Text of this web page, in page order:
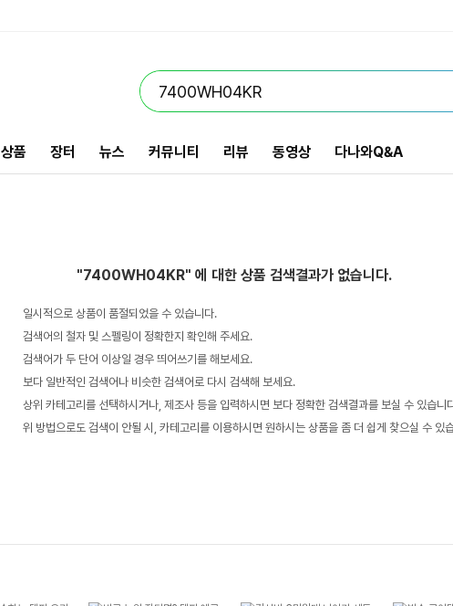
상품 장터 뉴스 커뮤니티 리뷰 동영상 다나와Q&A
"7400WH04KR" 에 대한 상품 검색결과가 없습니다.
일시적으로 상품이 품절되었을 수 있습니다.
검색어의 철자 및 스펠링이 정확한지 확인해 주세요.
검색어가 두 단어 이상일 경우 띄어쓰기를 해보세요.
보다 일반적인 검색어나 비슷한 검색어로 다시 검색해 보세요.
상위 카테고리를 선택하시거나, 제조사 등을 입력하시면 보다 정확한 검색결과를 보실 수 있습니
위 방법으로도 검색이 안될 시, 카테고리를 이용하시면 원하시는 상품을 좀 더 쉽게 찾으실 수 있